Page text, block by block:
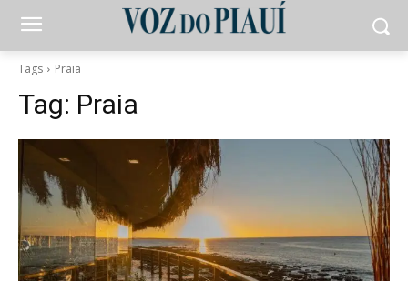
Tags Praia
Tag: Praia